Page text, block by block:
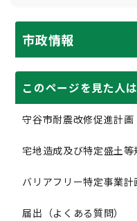
市政情報
このページを見た人
守谷市耐震改修促進計画
宅地造成及び特定盛土等
バリアフリー特定事業計
届出（よくある質問）